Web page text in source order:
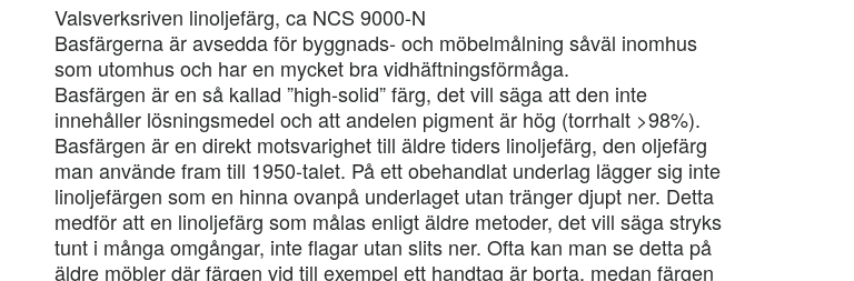
Valsverksriven linoljefärg, ca NCS 9000-N
Basfärgerna är avsedda för byggnads- och möbelmålning såväl inomhus
som utomhus och har en mycket bra vidhäftningsförmåga.
Basfärgen är en så kallad ”high-solid” färg, det vill säga att den inte
innehåller lösningsmedel och att andelen pigment är hög (torrhalt >98%).
Basfärgen är en direkt motsvarighet till äldre tiders linoljefärg, den oljefärg
man använde fram till 1950-talet. På ett obehandlat underlag lägger sig inte
linoljefärgen som en hinna ovanpå underlaget utan tränger djupt ner. Detta
medför att en linoljefärg som målas enligt äldre metoder, det vill säga stryks
tunt i många omgångar, inte flagar utan slits ner. Ofta kan man se detta på
äldre möbler där färgen vid till exempel ett handtag är borta, medan färgen